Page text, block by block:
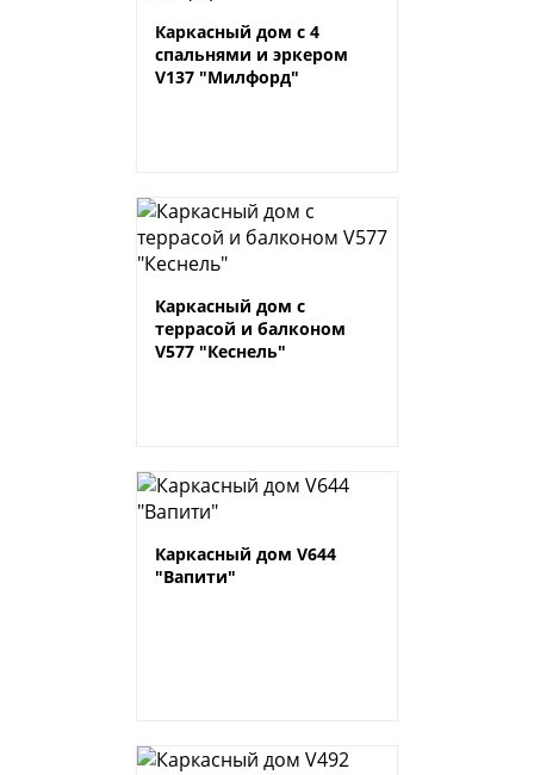
Каркасный дом с 4
спальнями и эркером
V137 "Милфорд"
Каркасный дом с
террасой и балконом
V577 "Кеснель"
Каркасный дом V644
"Вапити"